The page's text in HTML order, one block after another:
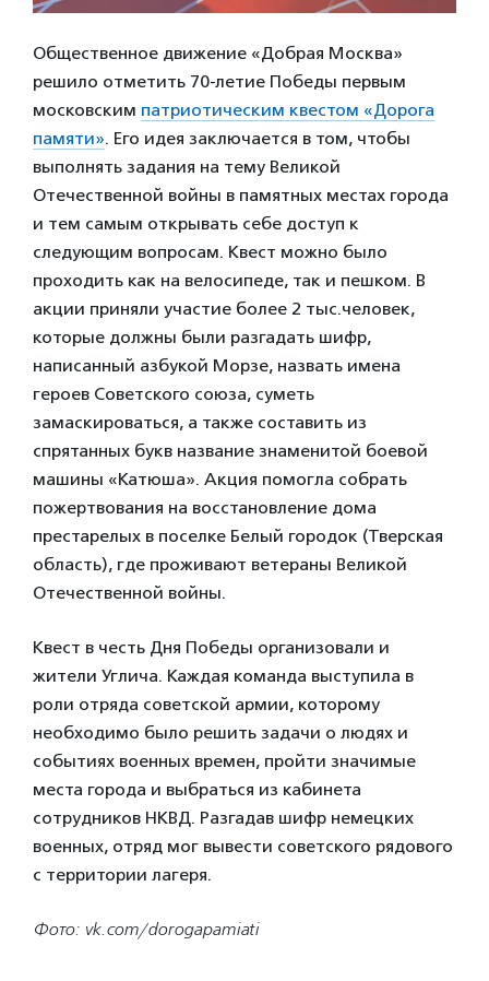
Общественное движение «Добрая Москва»
решило отметить 70-летие Победы первым
московским патриотическим квестом «Дорога
памяти». Его идея заключается в том, чтобы
выполнять задания на тему Великой
Отечественной войны в памятных местах города
и тем самым открывать себе доступ к
следующим вопросам. Квест можно было
проходить как на велосипеде, так и пешком. В
акции приняли участие более 2 тыс.человек,
которые должны были разгадать шифр,
написанный азбукой Морзе, назвать имена
героев Советского союза, суметь
замаскироваться, а также составить из
спрятанных букв название знаменитой боевой
машины «Катюша». Акция помогла собрать
пожертвования на восстановление дома
престарелых в поселке Белый городок (Тверская
область), где проживают ветераны Великой
Отечественной войны.
Квест в честь Дня Победы организовали и
жители Углича. Каждая команда выступила в
роли отряда советской армии, которому
необходимо было решить задачи о людях и
событиях военных времен, пройти значимые
места города и выбраться из кабинета
сотрудников НКВД. Разгадав шифр немецких
военных, отряд мог вывести советского рядового
с территории лагеря.
Фото: vk.com/dorogapamiati